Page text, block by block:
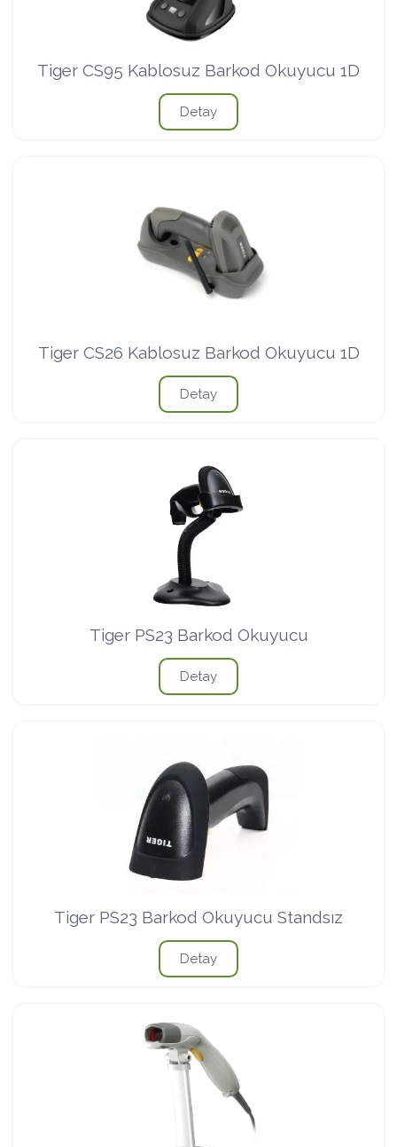
Tiger CS95 Kablosuz Barkod Okuyucu 1D
Detay
Tiger CS26 Kablosuz Barkod Okuyucu 1D
Detay
Tiger PS23 Barkod Okuyucu
Detay
Tiger PS23 Barkod Okuyucu Standsız
Detay